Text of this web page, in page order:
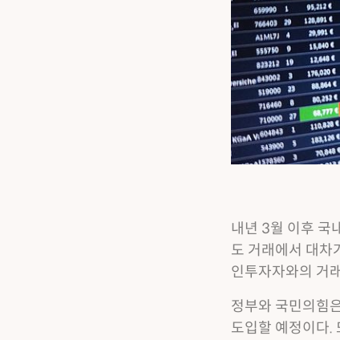
내년 3월 이후 국
도 거래에서 대차
인투자자와의 거
정부와 국민의힘
도입할 예정이다.